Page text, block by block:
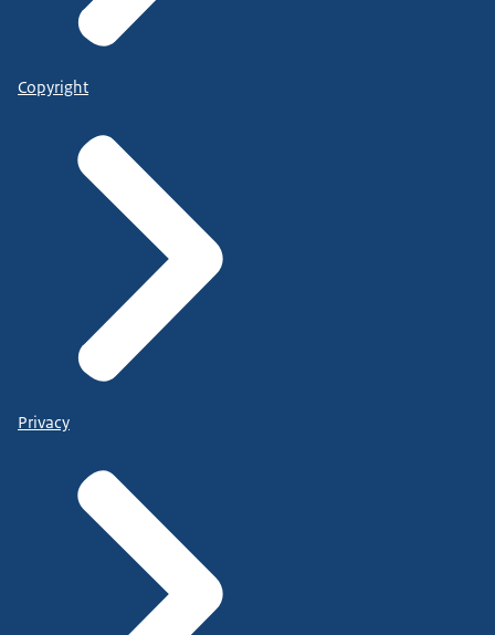
Copyright
Privacy